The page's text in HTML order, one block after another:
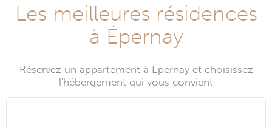
Les meilleures résidences
à Épernay
Réservez un appartement à Épernay et choisissez
l'hébergement qui vous convient